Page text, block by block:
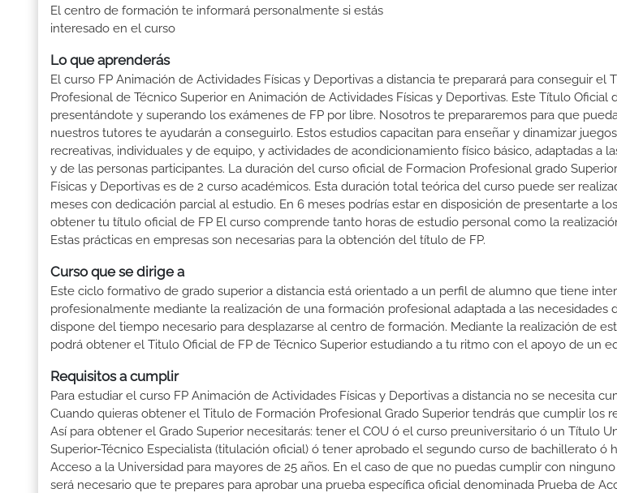
El centro de formación te informará personalmente si estás
interesado en el curso
Lo que aprenderás
El curso FP Animación de Actividades Físicas y Deportivas a distancia te preparará para conseguir el
Profesional de Técnico Superior en Animación de Actividades Físicas y Deportivas. Este Título Oficial
presentándote y superando los exámenes de FP por libre. Nosotros te prepararemos para que
nuestros tutores te ayudarán a conseguirlo. Estos estudios capacitan para enseñar y dinamizar
recreativas, individuales y de equipo, y actividades de acondicionamiento físico básico, adaptadas a
y de las personas participantes. La duración del curso oficial de Formacion Profesional grado
Físicas y Deportivas es de 2 curso académicos. Esta duración total teórica del curso puede ser
meses con dedicación parcial al estudio. En 6 meses podrías estar en disposición de presentarte a
obtener tu título oficial de FP El curso comprende tanto horas de estudio personal como la
Estas prácticas en empresas son necesarias para la obtención del título de FP.
Curso que se dirige a
Este ciclo formativo de grado superior a distancia está orientado a un perfil de alumno que tiene
profesionalmente mediante la realización de una formación profesional adaptada a las necesidades
dispone del tiempo necesario para desplazarse al centro de formación. Mediante la realización de
podrá obtener el Titulo Oficial de FP de Técnico Superior estudiando a tu ritmo con el apoyo de un
Requisitos a cumplir
Para estudiar el curso FP Animación de Actividades Físicas y Deportivas a distancia no se necesita
Cuando quieras obtener el Titulo de Formación Profesional Grado Superior tendrás que cumplir los
Así para obtener el Grado Superior necesitarás: tener el COU ó el curso preuniversitario ó un Título
Superior-Técnico Especialista (titulación oficial) ó tener aprobado el segundo curso de bachillerato ó
Acceso a la Universidad para mayores de 25 años. En el caso de que no puedas cumplir con
será necesario que te prepares para aprobar una prueba específica oficial denominada Prueba de